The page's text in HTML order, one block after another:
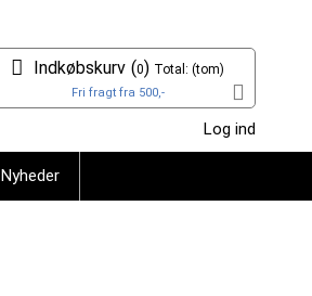
Indkøbskurv (0) Total: (tom)
Fri fragt fra 500,-
Log ind
Nyheder